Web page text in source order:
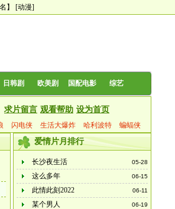
】 [动漫]
日韩剧 欧美剧 国配电影 综艺
求片留言 观看帮助 设为首页
闪电侠 生活大爆炸 哈利波特 蝙蝠侠
爱情片月排行
05-28
长沙夜生活
06-15
这么多年
06-11
此情此刻2022
06-19
某个男人